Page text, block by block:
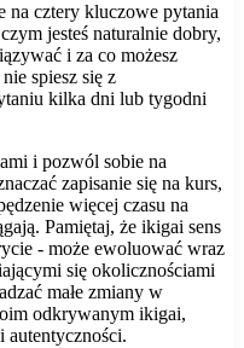
na cztery kluczowe pytania
jesteś naturalnie dobry,
i za co możesz
spiesz się z
kilka dni lub tygodni
i pozwól sobie na
zapisanie się na kurs,
więcej czasu na
Pamiętaj, że ikigai sens
- może ewoluować wraz
się okolicznościami
małe zmiany w
odkrywanym ikigai,
autentyczności.